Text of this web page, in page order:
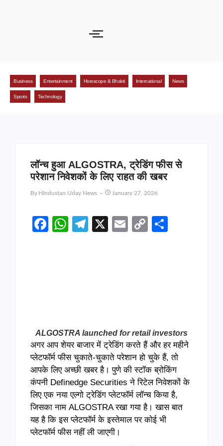
Business Entertainment Horoscope & Bhakti International News
Sports Technology
लॉन्च हुआ ALGOSTRA, ट्रेडिंग फीस से
परेशान निवेशकों के लिए राहत की खबर
By HIndustan Uday News January 27, 2026
Facebook
WhatsApp
Telegram
X EmailCopy
ALGOSTRA launched for retail investors
अगर आप शेयर बाजार में ट्रेडिंग करते हैं और हर महीने
प्लेटफॉर्म फीस चुकाते-चुकाते परेशान हो चुके हैं, तो
आपके लिए अच्छी खबर है। पुणे की स्टॉक ब्रोकिंग
कंपनी Definedge Securities ने रिटेल निवेशकों के
लिए एक नया एल्गो ट्रेडिंग प्लेटफॉर्म लॉन्च किया है,
जिसका नाम ALGOSTRA रखा गया है। खास बात
यह है कि इस प्लेटफॉर्म के इस्तेमाल पर कोई भी
प्लेटफॉर्म फीस नहीं ली जाएगी।